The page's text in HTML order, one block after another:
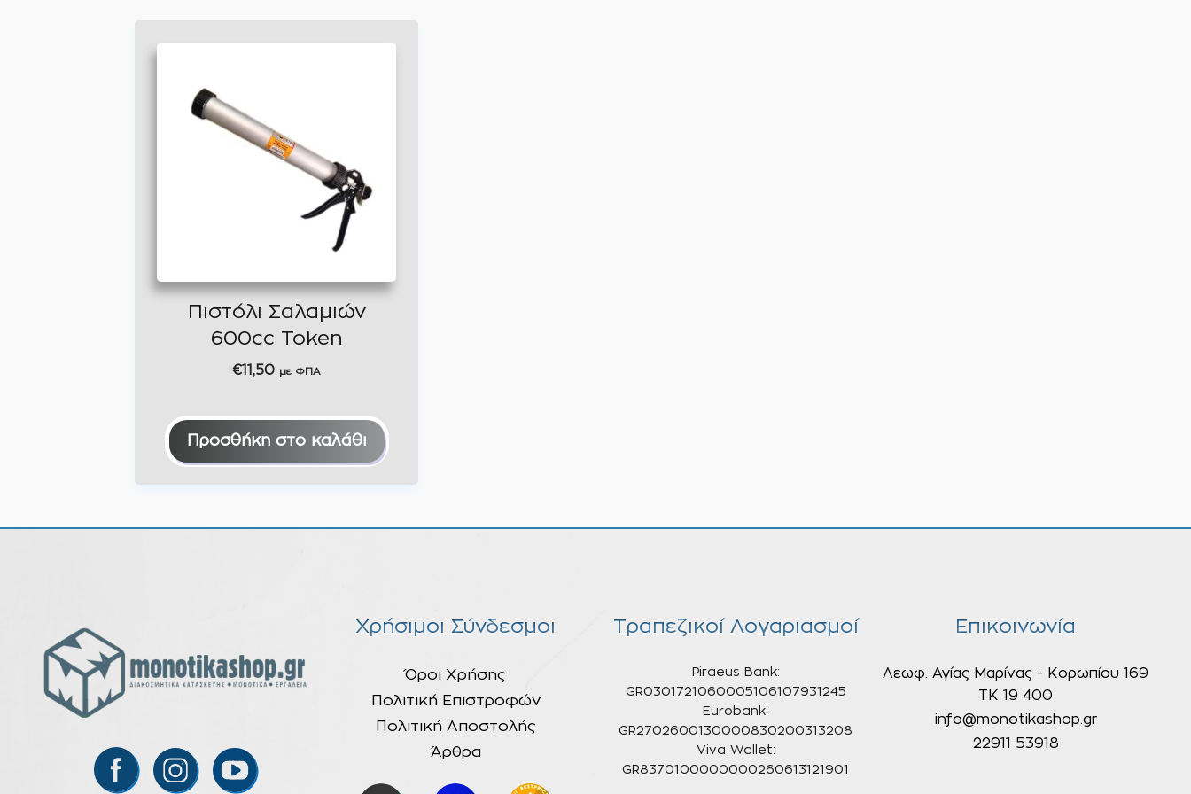
Πιστόλι Σαλαμιών
600cc Token
€11,50 με ΦΠΑ
Προσθήκη στο καλάθι
Χρήσιμοι Σύνδεσμοι
Όροι Χρήσης
Πολιτική Επιστροφών
Πολιτική Αποστολής
Άρθρα
Τραπεζικοί Λογαριασμοί
Piraeus Bank:
GR0301721060005106107931245
Eurobank:
GR2702600130000830200313208
Viva Wallet:
GR8370100000000260613121901
Επικοινωνία
Λεωφ. Αγίας Μαρίνας - Κορωπίου 169
ΤΚ 19 400
info@monotikashop.gr
22911 53918